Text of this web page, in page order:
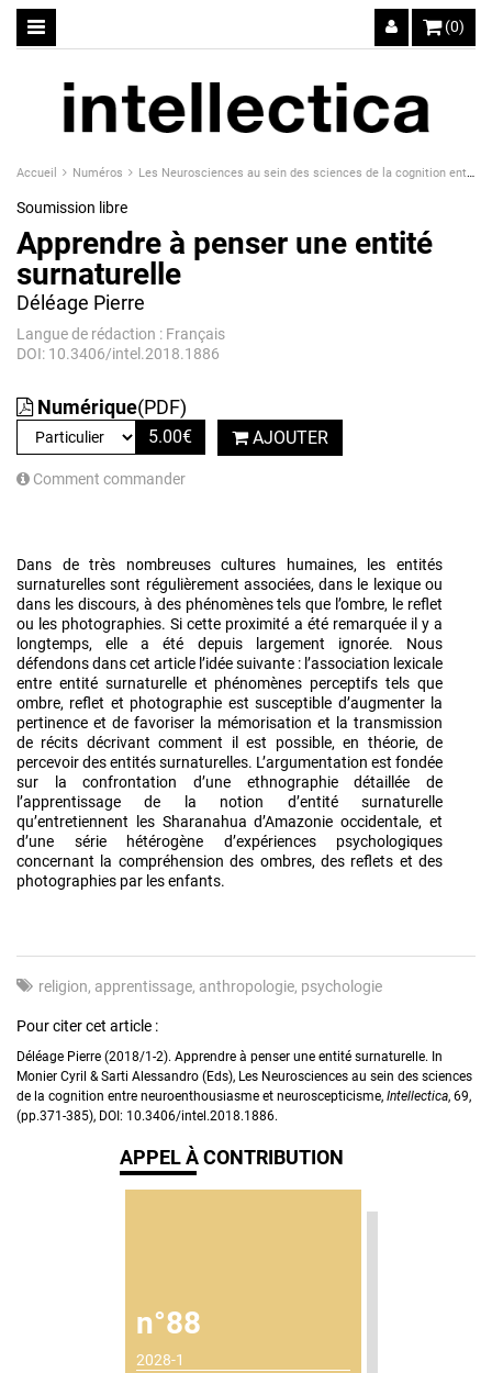
(0)
Accueil Numéros Les Neurosciences au sein des sciences de la cognition entre neuroenthousiasme et neuroscepticisme
Soumission libre
Apprendre à penser une entité
surnaturelle
Déléage Pierre
Langue de rédaction : Français
DOI: 10.3406/intel.2018.1886
Numérique(PDF)
5.00€ AJOUTER
Comment commander
Dans de très nombreuses cultures humaines, les entités
surnaturelles sont régulièrement associées, dans le lexique ou
dans les discours, à des phénomènes tels que l’ombre, le reflet
ou les photographies. Si cette proximité a été remarquée il y a
longtemps, elle a été depuis largement ignorée. Nous
défendons dans cet article l’idée suivante : l’association lexicale
entre entité surnaturelle et phénomènes perceptifs tels que
ombre, reflet et photographie est susceptible d’augmenter la
pertinence et de favoriser la mémorisation et la transmission
de récits décrivant comment il est possible, en théorie, de
percevoir des entités surnaturelles. L’argumentation est fondée
sur la confrontation d’une ethnographie détaillée de
l’apprentissage de la notion d’entité surnaturelle
qu’entretiennent les Sharanahua d’Amazonie occidentale, et
d’une série hétérogène d’expériences psychologiques
concernant la compréhension des ombres, des reflets et des
photographies par les enfants.
religion apprentissage anthropologie psychologie
Pour citer cet article :
Déléage Pierre (2018/1-2). Apprendre à penser une entité surnaturelle. In
Monier Cyril & Sarti Alessandro (Eds), Les Neurosciences au sein des sciences
de la cognition entre neuroenthousiasme et neuroscepticisme, Intellectica, 69,
(pp.371-385), DOI: 10.3406/intel.2018.1886.
APPEL À CONTRIBUTION
n°88
2028-1